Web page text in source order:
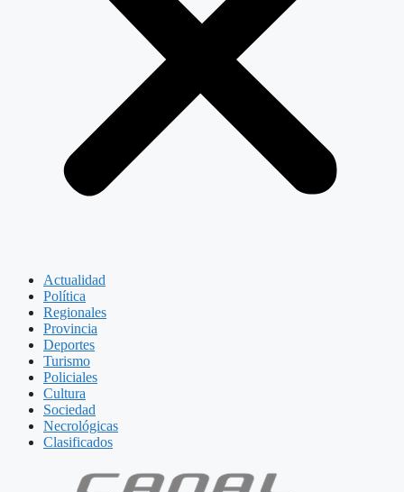
Actualidad
Política
Regionales
Provincia
Deportes
Turismo
Policiales
Cultura
Sociedad
Necrológicas
Clasificados